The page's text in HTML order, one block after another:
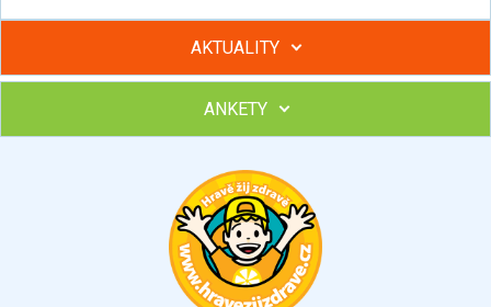
AKTUALITY
Hubněte s podporou lektorky a skupiny v kurzech STOBu
Chcete poradit s hubnutím? Najděte si odborníka STOBu ve
ANKETY